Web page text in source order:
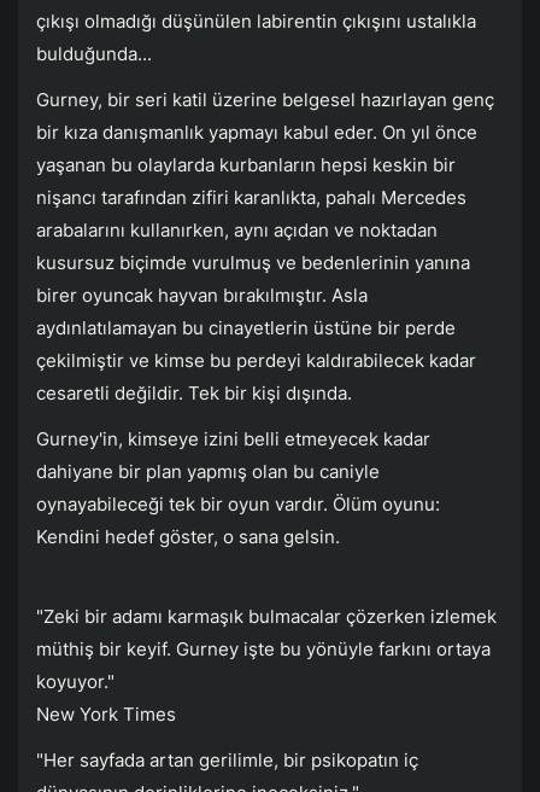
çıkışı olmadığı düşünülen labirentin çıkışını ustalıkla
bulduğunda...
Gurney, bir seri katil üzerine belgesel hazırlayan genç
bir kıza danışmanlık yapmayı kabul eder. On yıl önce
yaşanan bu olaylarda kurbanların hepsi keskin bir
nişancı tarafından zifiri karanlıkta, pahalı Mercedes
arabalarını kullanırken, aynı açıdan ve noktadan
kusursuz biçimde vurulmuş ve bedenlerinin yanına
birer oyuncak hayvan bırakılmıştır. Asla
aydınlatılamayan bu cinayetlerin üstüne bir perde
çekilmiştir ve kimse bu perdeyi kaldırabilecek kadar
cesaretli değildir. Tek bir kişi dışında.
Gurney'in, kimseye izini belli etmeyecek kadar
dahiyane bir plan yapmış olan bu caniyle
oynayabileceği tek bir oyun vardır. Ölüm oyunu:
Kendini hedef göster, o sana gelsin.
"Zeki bir adamı karmaşık bulmacalar çözerken izlemek
müthiş bir keyif. Gurney işte bu yönüyle farkını ortaya
koyuyor."
New York Times
"Her sayfada artan gerilimle, bir psikopatın iç